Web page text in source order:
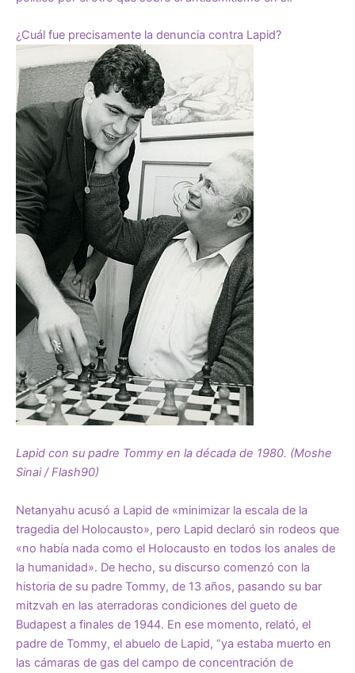
¿Cuál fue precisamente la denuncia contra Lapid?
Lapid con su padre Tommy en la década de 1980. (Moshe
Sinai / Flash90)
Netanyahu acusó a Lapid de «minimizar la escala de la
tragedia del Holocausto», pero Lapid declaró sin rodeos que
«no había nada como el Holocausto en todos los anales de
la humanidad». De hecho, su discurso comenzó con la
historia de su padre Tommy, de 13 años, pasando su bar
mitzvah en las aterradoras condiciones del gueto de
Budapest a finales de 1944. En ese momento, relató, el
padre de Tommy, el abuelo de Lapid, “ya ​​estaba muerto en
las cámaras de gas del campo de concentración de